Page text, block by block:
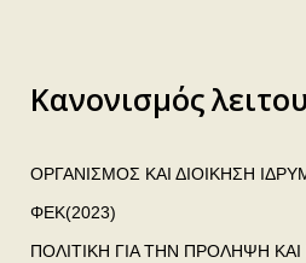
Κανονισμός
ΟΡΓΑΝΙΣΜΟΣ ΚΑΙ ΔΙΟΙΚΗΣΗ
ΦΕΚ(2023)
ΠΟΛΙΤΙΚΗ ΓΙΑ ΤΗΝ ΠΡΟΛΗΨΗ